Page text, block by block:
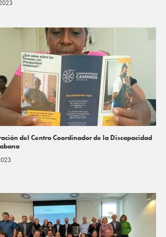
del Centro Coordinador de la Discapacidad